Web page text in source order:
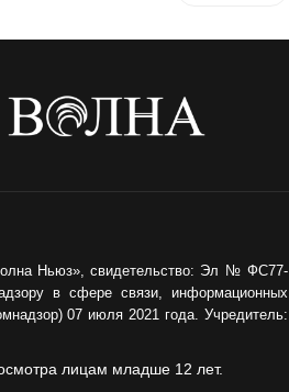
Ньюз», свидетельство: Эл № ФС77-
в сфере связи, информационных
07 июля 2021 года. Учредитель:
лицам младше 12 лет.